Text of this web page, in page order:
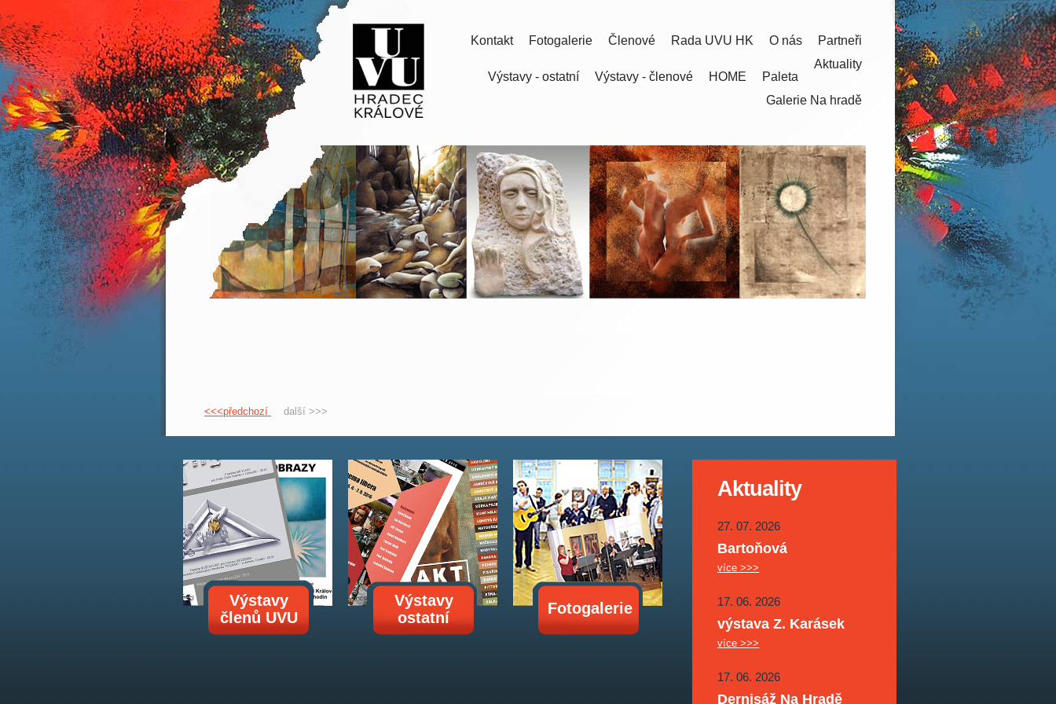
Partneři
O nás
Rada UVU HK
Členové
Fotogalerie
Kontakt
Aktuality
Paleta
HOME
Výstavy - členové
Výstavy - ostatní
Galerie Na hradě
<<<předchozí další >>>
Výstavy
členů UVU
Výstavy
ostatní
Fotogalerie
Aktuality
27. 07. 2026
Bartoňová
více >>>
17. 06. 2026
výstava Z. Karásek
více >>>
17. 06. 2026
Dernisáž Na Hradě